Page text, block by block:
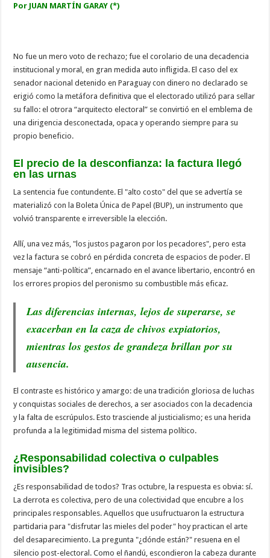
Por JUAN MARTÍN GARAY (*)
No fue un mero voto de rechazo; fue el corolario de una decadencia
institucional y moral, en gran medida auto infligida. El caso del ex
senador nacional detenido en Paraguay con dinero no declarado se
erigió como la metáfora definitiva que el electorado utilizó para sellar
su fallo: el otrora “arquitecto electoral” se convirtió en el emblema de
una dirigencia desconectada, opaca y operando siempre para su
propio beneficio.
El precio de la desconfianza: la factura llegó
en las urnas
La sentencia fue contundente. El "alto costo" del que se advertía se
materializó con la Boleta Única de Papel (BUP), un instrumento que
volvió transparente e irreversible la elección.
Allí, una vez más, "los justos pagaron por los pecadores", pero esta
vez la factura se cobró en pérdida concreta de espacios de poder. El
mensaje “anti-política”, encarnado en el avance libertario, encontró en
los errores propios del peronismo su combustible más eficaz.
Las diferencias internas, lejos de superarse, se
exacerban en la caza de chivos expiatorios,
mientras los gestos de grandeza brillan por su
ausencia.
El contraste es histórico y amargo: de una tradición gloriosa de luchas
y conquistas sociales de derechos, a ser asociados con la decadencia
y la falta de escrúpulos. Esto trasciende al justicialismo; es una herida
profunda a la legitimidad misma del sistema político.
¿Responsabilidad colectiva o culpables
invisibles?
¿Es responsabilidad de todos? Tras octubre, la respuesta es obvia: sí.
La derrota es colectiva, pero de una colectividad que encubre a los
principales responsables. Aquellos que usufructuaron la estructura
partidaria para "disfrutar las mieles del poder" hoy practican el arte
del desaparecimiento. La pregunta "¿dónde están?" resuena en el
silencio post-electoral. Como el ñandú, escondieron la cabeza durante